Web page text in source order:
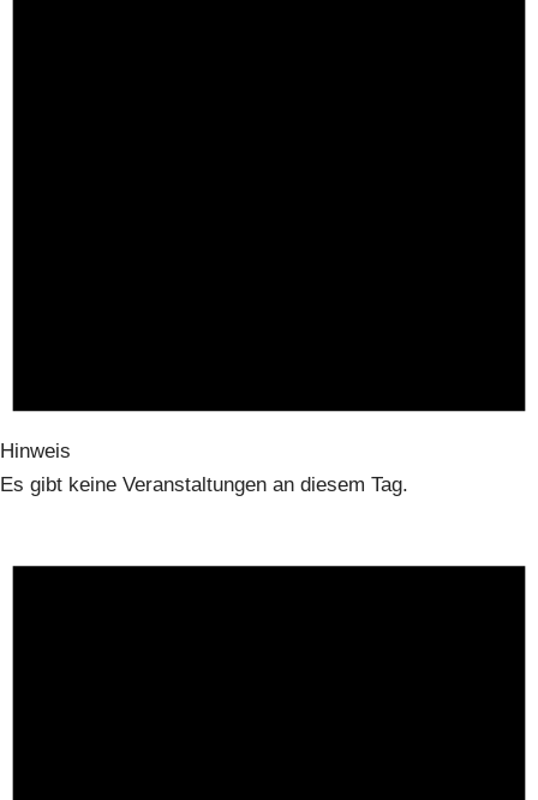
Hinweis
Es gibt keine Veranstaltungen an diesem Tag.